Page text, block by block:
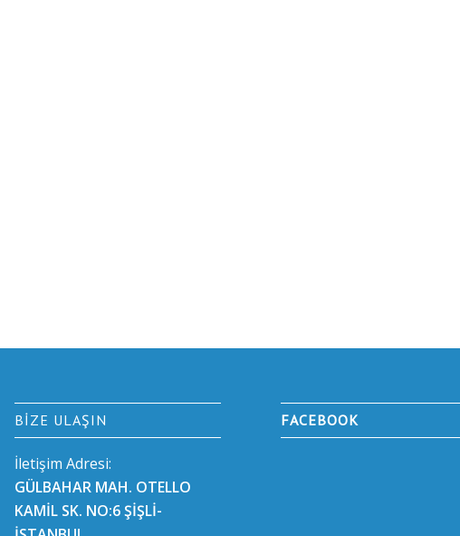
BIZE ULAŞIN
İletişim Adresi:
GÜLBAHAR MAH. OTELLO
KAMİL SK. NO:6 ŞİŞLİ-
FACEBOOK